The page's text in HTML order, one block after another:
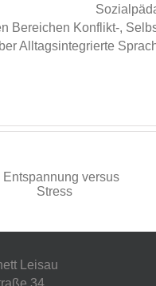
Bereichen Konflikt-,
Alltagsintegrierte
Leisau
34